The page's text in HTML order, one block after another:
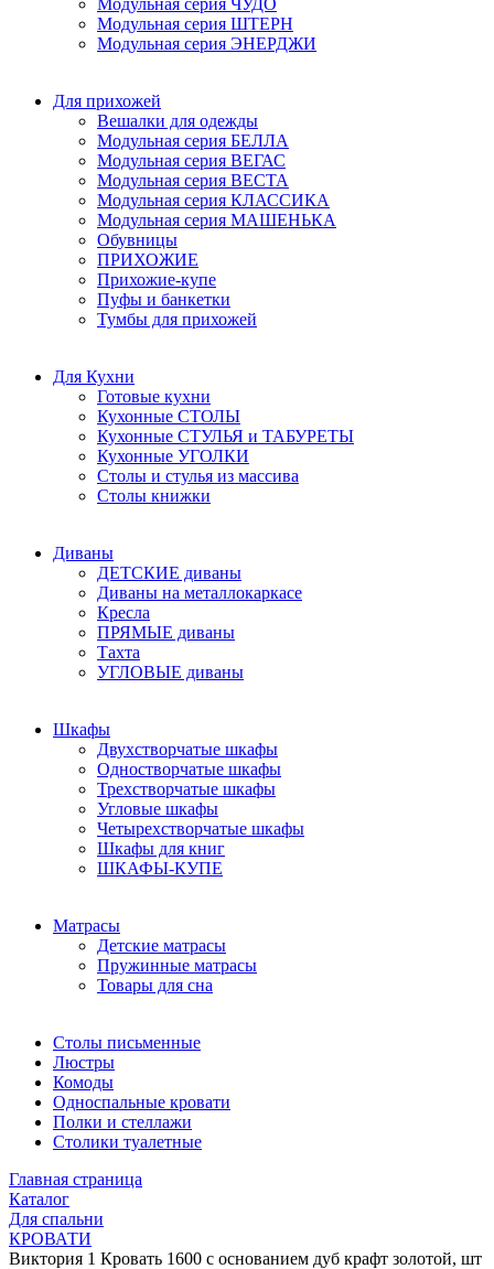
Модульная серия ШТЕРН
Модульная серия ЭНЕРДЖИ
Для прихожей
Вешалки для одежды
Модульная серия БЕЛЛА
Модульная серия ВЕГАС
Модульная серия ВЕСТА
Модульная серия КЛАССИКА
Модульная серия МАШЕНЬКА
Обувницы
ПРИХОЖИЕ
Прихожие-купе
Пуфы и банкетки
Тумбы для прихожей
Для Кухни
Готовые кухни
Кухонные СТОЛЫ
Кухонные СТУЛЬЯ и ТАБУРЕТЫ
Кухонные УГОЛКИ
Столы и стулья из массива
Столы книжки
Диваны
ДЕТСКИЕ диваны
Диваны на металлокаркасе
Кресла
ПРЯМЫЕ диваны
Тахта
УГЛОВЫЕ диваны
Шкафы
Двухстворчатые шкафы
Одностворчатые шкафы
Трехстворчатые шкафы
Угловые шкафы
Четырехстворчатые шкафы
Шкафы для книг
ШКАФЫ-КУПЕ
Матрасы
Детские матрасы
Пружинные матрасы
Товары для сна
Столы письменные
Люстры
Комоды
Односпальные кровати
Полки и стеллажи
Столики туалетные
Главная страница
Каталог
Для спальни
КРОВАТИ
Виктория 1 Кровать 1600 с основанием дуб крафт золотой, шт